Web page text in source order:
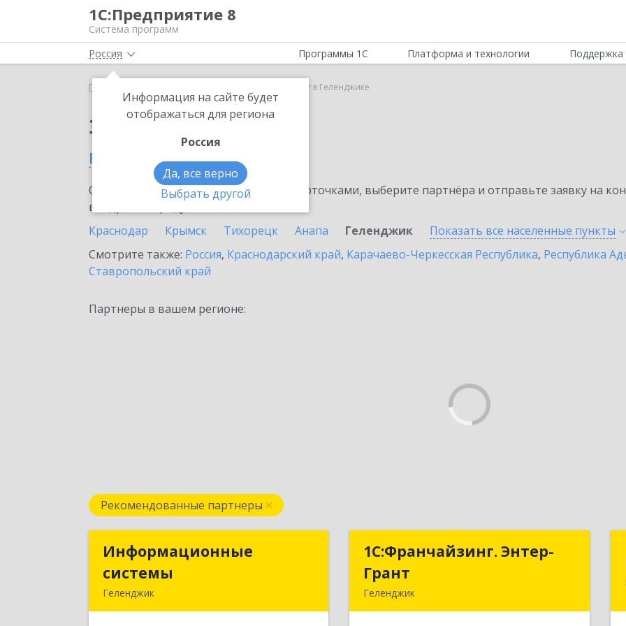
1С:Предприятие 8
Система программ
Россия
Информация на сайте будет
отображаться для региона
Россия
Да, все верно
Выбрать другой
Программы 1С Платформа и технологии Поддержка
Главная SellMonitor в Геленджике
Заказать SellMonitor
в Геленджике
Ознакомьтесь с информационными карточками, выберите партнёра и отправьте заявку на
внедрение продукта.
Краснодар
Крымск Тихорецк Анапа Геленджик Показать все населенные пункты
Смотрите также: Россия, Краснодарский край, Карачаево-Черкесская Республика, Республика
Ставропольский край
Партнеры в вашем регионе:
Рекомендованные партнеры
Информационные
системы
Геленджик
Информационные
1С:Франчайзинг. Энтер-
Грант
Геленджик
1С:Франчайзинг. Энтер-